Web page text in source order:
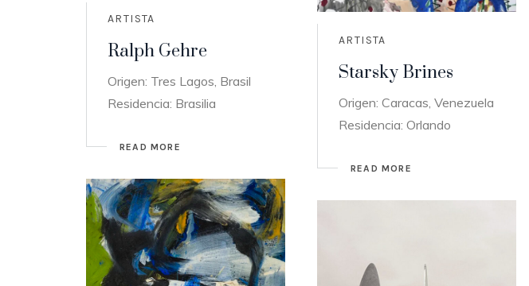
ARTISTA
Starsky Brines
Origen: Caracas, Venezuela
Residencia: Orlando
READ MORE
ARTISTA
Ralph Gehre
Origen: Tres Lagos, Brasil
Residencia: Brasilia
READ MORE